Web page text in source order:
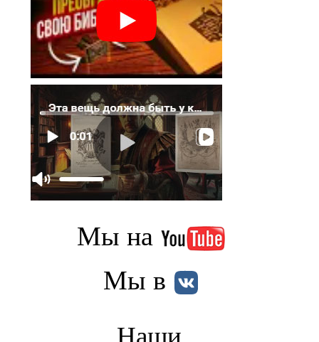
Мы на
Мы в